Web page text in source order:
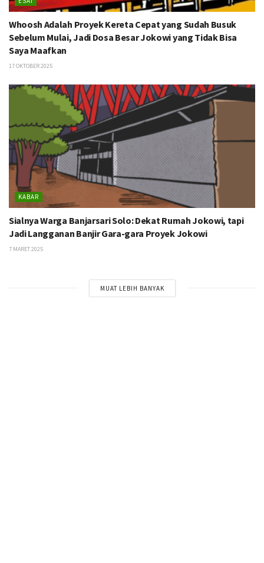
Whoosh Adalah Proyek Kereta Cepat yang Sudah Busuk
Sebelum Mulai, Jadi Dosa Besar Jokowi yang Tidak Bisa
Saya Maafkan
17 OKTOBER 2025
KABAR
Sialnya Warga Banjarsari Solo: Dekat Rumah Jokowi, tapi
Jadi Langganan Banjir Gara-gara Proyek Jokowi
7 MARET 2025
MUAT LEBIH BANYAK